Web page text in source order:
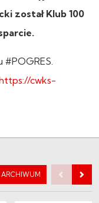
został Klub 100
cwks-
ARCHIWUM